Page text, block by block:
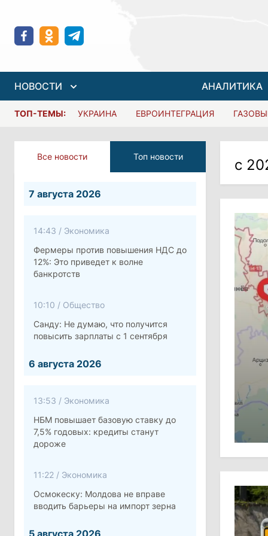
НОВОСТИ АНАЛИТИКА
ТОП-ТЕМЫ: УКРАИНА ЕВРОИНТЕГРАЦИЯ
Все новости Топ новости
7 августа 2026
14:43 / Экономика
Фермеры против повышения НДС до
12%: Это приведет к волне
банкротств
10:10 / Общество
Санду: Не думаю, что получится
повысить зарплаты с 1 сентября
6 августа 2026
13:53 / Экономика
НБМ повышает базовую ставку до
7,5% годовых: кредиты станут
дороже
11:22 / Экономика
Осмокеску: Молдова не вправе
вводить барьеры на импорт зерна
5 августа 2026
с